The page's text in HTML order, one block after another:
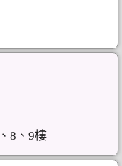
8、9樓